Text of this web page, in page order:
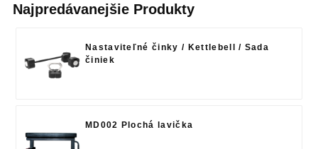
Najpredávanejšie Produkty
Nastaviteľné činky / Kettlebell / Sada
činiek
MD002 Plochá lavička